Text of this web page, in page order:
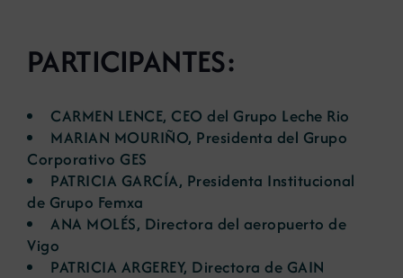
Contacto
PARTICIPANTES:
CARMEN LENCE, CEO del Grupo Leche Rio
MARIAN MOURIÑO, Presidenta del Grupo
Corporativo GES
PATRICIA GARCÍA, Presidenta Institucional
de Grupo Femxa
ANA MOLÉS, Directora del aeropuerto de
Vigo
PATRICIA ARGEREY, Directora de GAIN